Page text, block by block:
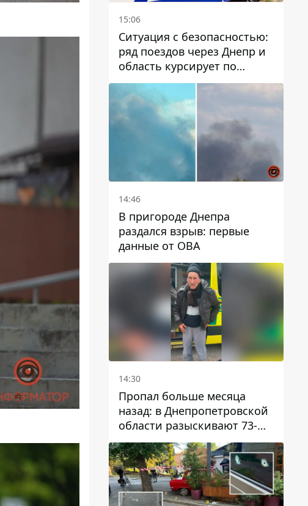
15:06
Ситуация с безопасностью:
ряд поездов через Днепр и
область курсирует по
измененному маршруту, а
часть пути заменили
автобусами и электричками
14:46
В пригороде Днепра
раздался взрыв: первые
данные от ОВА
14:30
Пропал больше месяца
назад: в Днепропетровской
области разыскивают 73-
летнего мужчину